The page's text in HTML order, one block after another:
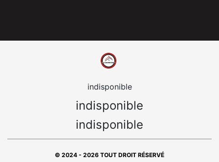
indisponible
indisponible
indisponible
© 2024 - 2026 TOUT DROIT RÉSERVÉ